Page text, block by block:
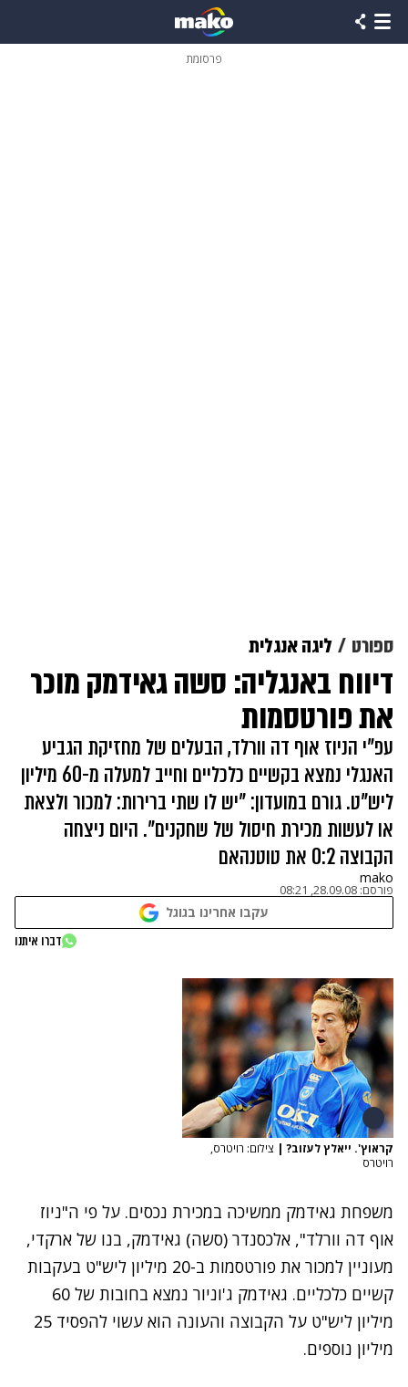
פרסומת
ספורט ליגה אנגלית
דיווח באנגליה: סשה גאידמק מוכר
את פורטסמות
עפ"י הניוז אוף דה וורלד, הבעלים של מחזיקת הגביע
האנגלי נמצא בקשיים כלכליים וחייב למעלה מ-60 מיליון
ליש"ט. גורם במועדון: "יש לו שתי ברירות: למכור ולצאת
או לעשות מכירת חיסול של שחקנים". היום ניצחה
הקבוצה 0:2 את טוטנהאם
mako
פורסם: 28.09.08, 08:21
עקבו אחרינו בגוגל
דברו איתנו
קראוץ'. ייאלץ לעזוב? | צילום: רויטרס,
רויטרס
משפחת גאידמק ממשיכה במכירת נכסים. על פי ה"ניוז
אוף דה וורלד", אלכסנדר (סשה) גאידמק, בנו של ארקדי,
מעוניין למכור את פורטסמות ב-20 מיליון ליש"ט בעקבות
קשיים כלכליים. גאידמק ג'וניור נמצא בחובות של 60
מיליון ליש"ט על הקבוצה והעונה הוא עשוי להפסיד 25
מיליון נוספים.